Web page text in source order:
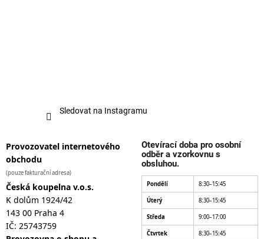
Sledovat na Instagramu
Provozovatel internetového
obchodu
(pouze fakturační adresa)
Česká koupelna v.o.s.
K dolům 1924/42
143 00 Praha 4
IČ: 25743759
Otevírací doba pro osobní
odběr a vzorkovnu s
obsluhou.
Pondělí 8:30–15:45
Úterý 8:30–15:45
Středa 9:00–17:00
Čtvrtek 8:30–15:45